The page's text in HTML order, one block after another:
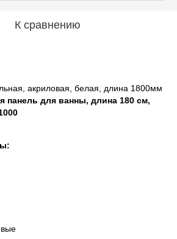
К сравнению
акриловая, белая, длина 1800мм
панель для ванны, длина 180 см,